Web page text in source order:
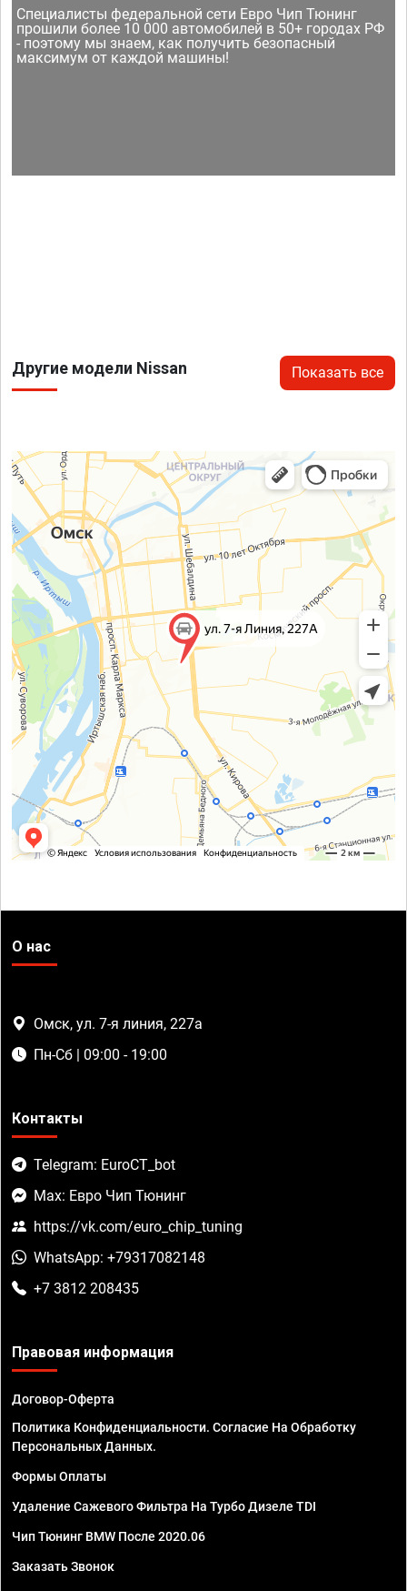
Специалисты федеральной сети Евро Чип Тюнинг
прошили более 10 000 автомобилей в 50+ городах РФ
- поэтому мы знаем, как получить безопасный
максимум от каждой машины!
Другие модели Nissan Показать все
О нас
Омск, ул. 7-я линия, 227а
Пн-Сб | 09:00 - 19:00
Контакты
Telegram: EuroCT_bot
Max: Евро Чип Тюнинг
https://vk.com/euro_chip_tuning
WhatsApp: +79317082148
+7 3812 208435
Правовая информация
Договор-Оферта
Политика Конфиденциальности. Согласие На Обработку
Персональных Данных.
Формы Оплаты
Удаление Сажевого Фильтра На Турбо Дизеле TDI
Чип Тюнинг BMW После 2020.06
Заказать Звонок